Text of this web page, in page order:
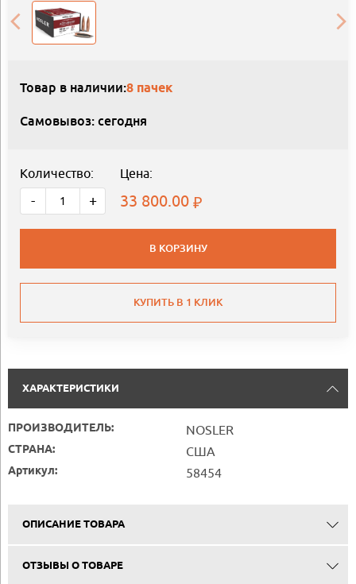
Товар в наличии:8 пачек
Самовывоз: сегодня
Количество:
- +
Цена:
33 800.00
В КОРЗИНУ
КУПИТЬ В 1 КЛИК
ХАРАКТЕРИСТИКИ
ПРОИЗВОДИТЕЛЬ: NOSLER
СТРАНА: США
Артикул: 58454
ОПИСАНИЕ ТОВАРА
ОТЗЫВЫ О ТОВАРЕ